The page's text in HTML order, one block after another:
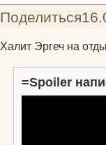
Поделиться
Халит Эргеч на
=Spoiler